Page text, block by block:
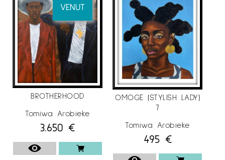
VENUT
BROTHERHOOD
Tomiwa Arobieke
3.650 €
OMOGE (STYLISH LADY)
7
Tomiwa Arobieke
495 €